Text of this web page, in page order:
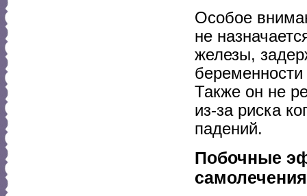
Особое
не
железы,
Также он не
из-за риска
падений.
Побочные
самолечения